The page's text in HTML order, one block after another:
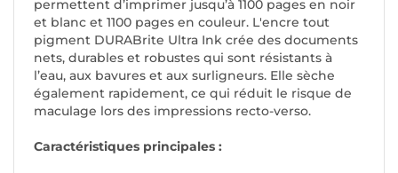
permettent d’imprimer jusqu’à 1100 pages en noir
et blanc et 1100 pages en couleur. L'encre tout
pigment DURABrite Ultra Ink crée des documents
nets, durables et robustes qui sont résistants à
l’eau, aux bavures et aux surligneurs. Elle sèche
également rapidement, ce qui réduit le risque de
maculage lors des impressions recto-verso.
Caractéristiques principales :